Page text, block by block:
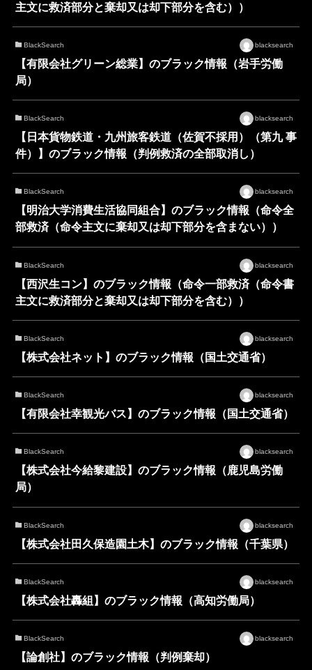
主文に救済部分と棄却又は却下部分を含む））
BlackSearch blacksearch
【有限会社グリーン総業】のブラック情報（岩手労働
局）
BlackSearch blacksearch
【日本貨物鉄道・九州旅客鉄道（佐賀不採用）（第九 事
件）】のブラック情報（判例救済の全部取消し）
BlackSearch blacksearch
【明治大学消費生活協同組合】のブラック情報（命令全
部救済（命令主文に棄却又は却下部分を含まない））
BlackSearch blacksearch
【西沢生コン】のブラック情報（命令一部救済（命令書
主文に救済部分と棄却又は却下部分を含む））
BlackSearch blacksearch
【株式会社ネット】のブラック情報（国土交通省）
BlackSearch blacksearch
【有限会社幸観光バス】のブラック情報（国土交通省）
BlackSearch blacksearch
【株式会社今給黎建設】のブラック情報（鹿児島労働
局）
BlackSearch blacksearch
【株式会社田久保造園土木】のブラック情報（千葉県）
BlackSearch blacksearch
【株式会社轟組】のブラック情報（高知労働局）
BlackSearch blacksearch
【論創社】のブラック情報（判例棄却）